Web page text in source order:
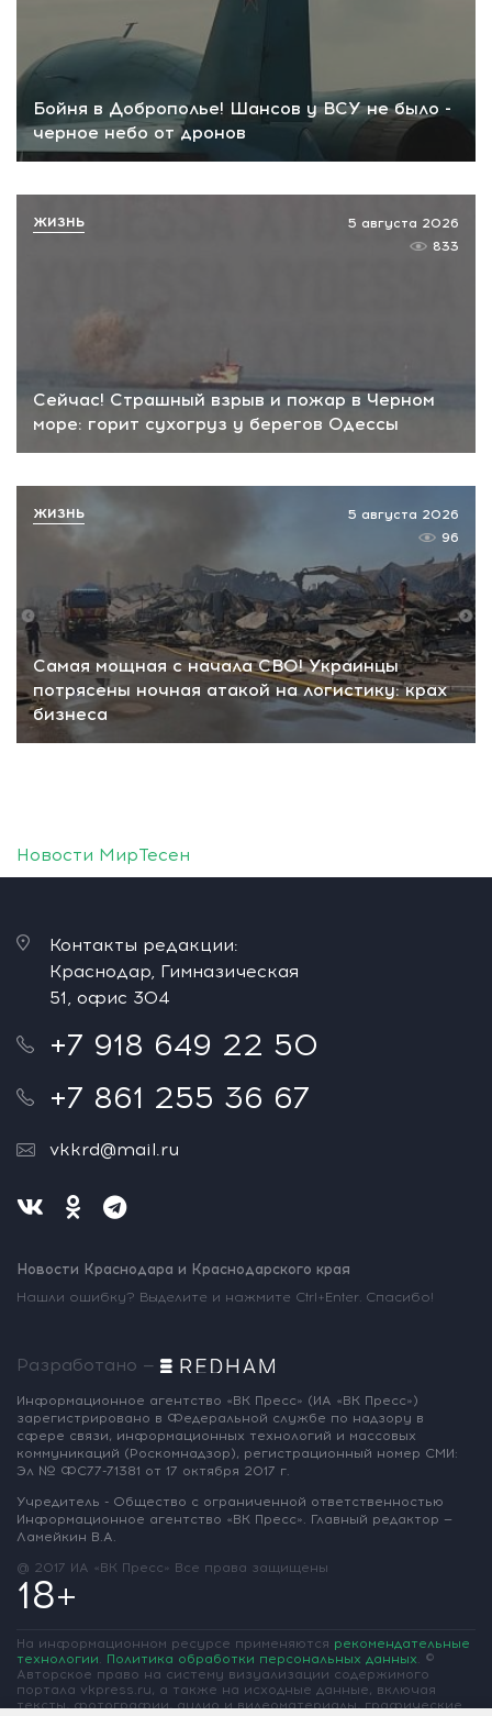
Бойня в Доброполье! Шансов у ВСУ не было -
черное небо от дронов
Сейчас! Страшный взрыв и пожар в Черном
море: горит сухогруз у берегов Одессы
5 августа 2026
833
ЖИЗНЬ
Самая мощная с начала СВО! Украинцы
потрясены ночная атакой на логистику: крах
бизнеса
5 августа 2026
96
ЖИЗНЬ
Новости МирТесен
Контакты редакции:
Краснодар, Гимназическая
51, офис 304
+7 918 649 22 50
+7 861 255 36 67
vkkrd@mail.ru
Новости Краснодара и Краснодарского края
Нашли ошибку? Выделите и нажмите Ctrl+Enter. Спасибо!
Разработано —
Информационное агентство «ВК Пресс» (ИА «ВК Пресс»)
зарегистрировано в Федеральной службе по надзору в
сфере связи, информационных технологий и массовых
коммуникаций (Роскомнадзор), регистрационный номер СМИ:
Эл № ФС77-71381 от 17 октября 2017 г.
Учредитель - Общество с ограниченной ответственностью
Информационное агентство «ВК Пресс». Главный редактор —
Ламейкин В.А.
@ 2017 ИА «ВК Пресс» Все права защищены
18+
На информационном ресурсе применяются рекомендательные
технологии. Политика обработки персональных данных. ©
Авторское право на систему визуализации содержимого
портала vkpress.ru, а также на исходные данные, включая
тексты, фотографии, аудио и видеоматериалы, графические